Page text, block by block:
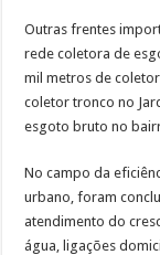
Outras frentes
rede coletora de
mil metros de
coletor tronco no
esgoto bruto no
No campo da
urbano, foram
atendimento do
água, ligações